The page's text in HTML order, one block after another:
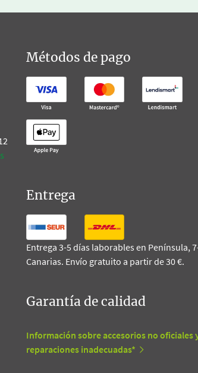
Métodos de pago
Entrega
Entrega 3-5 días laborables en Península,
Canarias. Envío gratuito a partir de 30 €.
Garantía de calidad
Información sobre accesorios no oficiales
reparaciones inadecuadas*